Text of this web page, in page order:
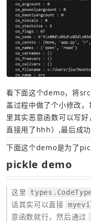
看下面这个demo，将
盖过程中做了个小修改
里其实恶意函数可以写
直接用了hhh）,最后成
下面这个demo是为了
pickle demo
这里
话其实可以直接
意函数就行，然后通过